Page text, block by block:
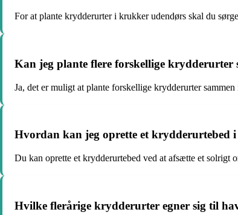
For at plante krydderurter i krukker udendørs skal du
Kan jeg plante flere forskellige krydderurter
Ja, det er muligt at plante forskellige krydderurter
Hvordan kan jeg oprette et krydderurtebed
Du kan oprette et krydderurtebed ved at afsætte et solrigt
Hvilke flerårige krydderurter egner sig til